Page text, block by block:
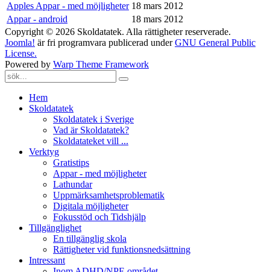
Apples Appar - med möjligheter 18 mars 2012
Appar - android
18 mars 2012
Copyright © 2026 Skoldatatek. Alla rättigheter reserverade.
Joomla! är fri programvara publicerad underGNU General Public
License.
Powered by Warp Theme Framework
Hem
Skoldatatek
Skoldatatek i Sverige
Vad är Skoldatatek?
Skoldatateket vill ...
Verktyg
Gratistips
Appar - med möjligheter
Lathundar
Uppmärksamhetsproblematik
Digitala möjligheter
Fokusstöd och Tidshjälp
Tillgänglighet
En tillgänglig skola
Rättigheter vid funktionsnedsättning
Intressant